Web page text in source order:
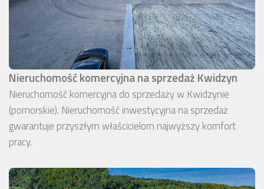
Nieruchomość komercyjna na sprzedaż Kwidzyn
Nieruchomość komercyjna do sprzedaży w Kwidzynie
(pomorskie). Nieruchomość inwestycyjna na sprzedaż
gwarantuje przyszłym właścicielom najwyższy komfort
pracy.